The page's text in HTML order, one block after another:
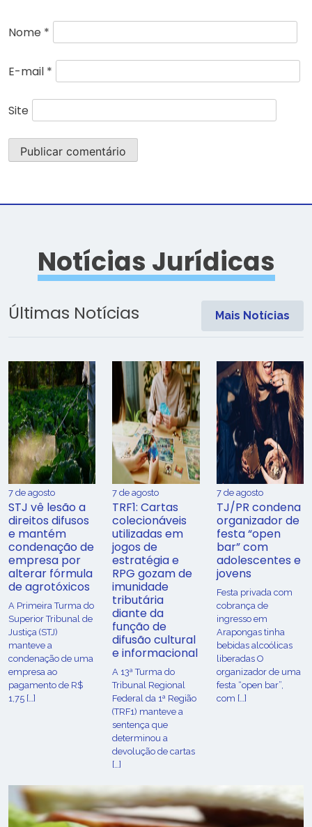
Nome *
E-mail *
Site
Notícias Jurídicas
Últimas Notícias Mais Notícias
7 de agosto
STJ vê lesão a
direitos difusos
e mantém
condenação de
empresa por
alterar fórmula
de agrotóxicos
​A Primeira Turma do
Superior Tribunal de
Justiça (STJ)
manteve a
condenação de uma
empresa ao
pagamento de R$
1,75 […]
7 de agosto
TRF1: Cartas
colecionáveis
utilizadas em
jogos de
estratégia e
RPG gozam de
imunidade
tributária
diante da
função de
difusão cultural
e informacional
A 13ª Turma do
Tribunal Regional
Federal da 1ª Região
(TRF1) manteve a
sentença que
determinou a
devolução de cartas
[…]
7 de agosto
TJ/PR condena
organizador de
festa “open
bar” com
adolescentes e
jovens
Festa privada com
cobrança de
ingresso em
Arapongas tinha
bebidas alcoólicas
liberadas O
organizador de uma
festa “open bar”,
com […]